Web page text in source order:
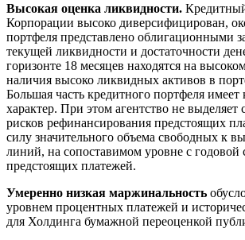
Высокая оценка ликвидности.
Корпорации высоко диверсифицирован,
портфеля представлено облигационными
текущей ликвидности и достаточности
горизонте 18 месяцев находятся на
наличия высоко ликвидных активов в
Большая часть кредитного портфеля имеет
характер. При этом агентство не
рисков рефинансирования предстоящих
силу значительного объема свободных к
линий, на сопоставимом уровне с годовой
предстоящих платежей.
Умеренно низкая маржинальность
уровнем процентных платежей и
для Холдинга бумажной переоценкой